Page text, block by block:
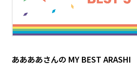
ああああさんの MY BEST ARASHI